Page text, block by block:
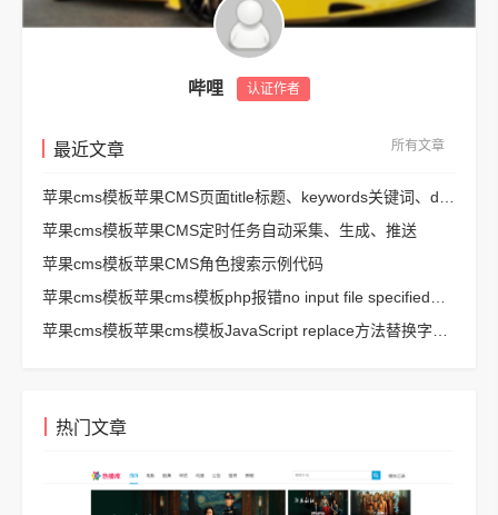
哔哩 认证作者
最近文章 所有文章
苹果cms模板苹果CMS定时任务自动采集、生成、推送
苹果cms模板苹果CMS角色搜索示例代码
热门文章